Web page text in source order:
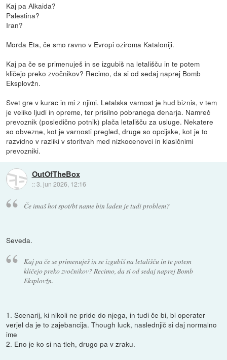
Kaj pa Alkaida?
Palestina?
Iran?
Morda Eta, če smo ravno v Evropi oziroma Kataloniji.
Kaj pa če se primenuješ in se izgubiš na letališču in te potem
kličejo preko zvočnikov? Recimo, da si od sedaj naprej Bomb
Eksplovžn.
Svet gre v kurac in mi z njimi. Letalska varnost je hud biznis, v tem
je veliko ljudi in opreme, ter prisilno pobranega denarja. Namreč
prevoznik (posledično potnik) plača letališču za usluge. Nekatere
so obvezne, kot je varnosti pregled, druge so opcijske, kot je to
razvidno v razliki v storitvah med nizkocenovci in klasičnimi
prevozniki.
OutOfTheBox
::3. jun 2026, 12:16
Če imaš hot spot/bt name bin laden je tudi problem?
Seveda.
Kaj pa če se primenuješ in se izgubiš na letališču in te potem
kličejo preko zvočnikov? Recimo, da si od sedaj naprej Bomb
Eksplovžn.
1. Scenarij, ki nikoli ne pride do njega, in tudi če bi, bi operater
verjel da je to zajebancija. Though luck, naslednjič si daj normalno
ime
2. Eno je ko si na tleh, drugo pa v zraku.